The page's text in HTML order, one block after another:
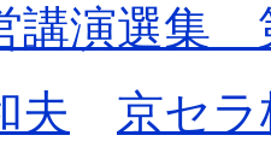
講演選集
夫
京セ